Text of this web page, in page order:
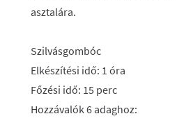
asztalára.
Szilvásgombóc
Elkészítési idő: 1 óra
Főzési idő: 15 perc
Hozzávalók 6 adaghoz: